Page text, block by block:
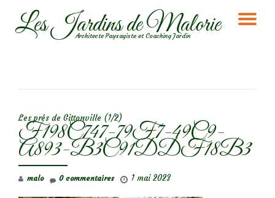
AllerLes Jardins de Malorie
Architecte Paysagiste et Coaching Jardin
Les prés de Gittonville (1/2)
F198C747-79F7-49C9-
A893-B3C91DDF18B3
malo 1 mai 2023
0 commentaires